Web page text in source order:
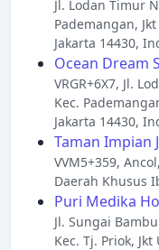
Jl. Lodan Timur
Pademangan,
Jakarta 14430,
Ocean Dream
VRGR+6X7, Jl.
Kec.
Jakarta 14430,
Taman Impian
VVM5+359,
Daerah Khusus
Puri Medika
Jl. Sungai
Kec. Tj. Priok,